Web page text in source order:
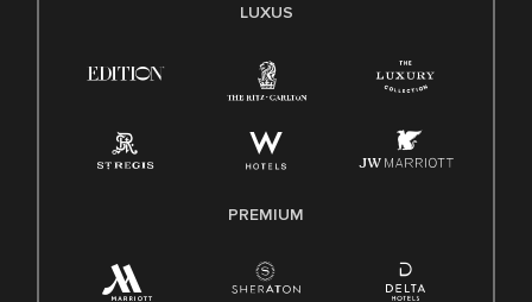
LUXUS
PREMIUM